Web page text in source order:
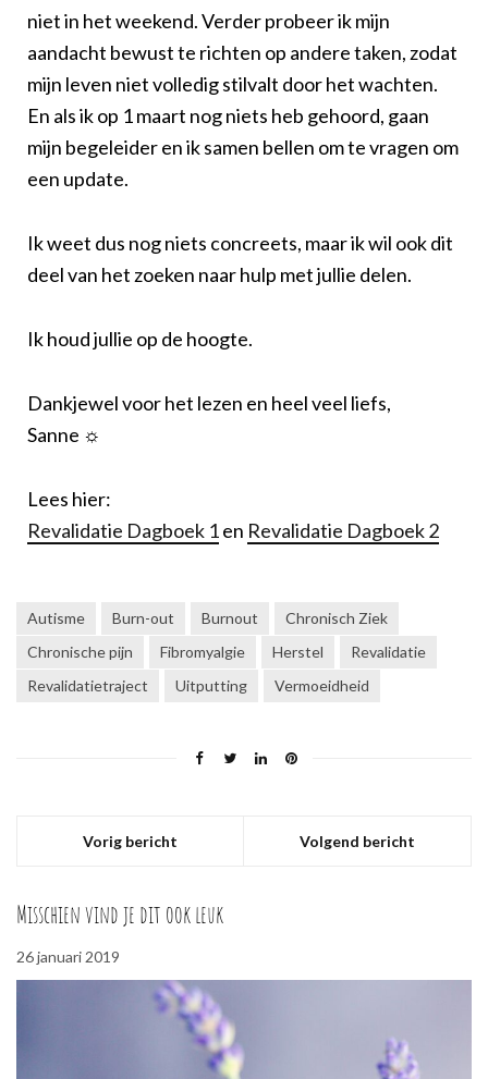
niet in het weekend. Verder probeer ik mijn
aandacht bewust te richten op andere taken, zodat
mijn leven niet volledig stilvalt door het wachten.
En als ik op 1 maart nog niets heb gehoord, gaan
mijn begeleider en ik samen bellen om te vragen om
een update.
Ik weet dus nog niets concreets, maar ik wil ook dit
deel van het zoeken naar hulp met jullie delen.
Ik houd jullie op de hoogte.
Dankjewel voor het lezen en heel veel liefs,
Sanne ☼
Lees hier:
Revalidatie Dagboek 1en Revalidatie Dagboek 2
Autisme Burn-out Burnout
Chronisch Ziek
Chronische pijn
Fibromyalgie Herstel
Revalidatie
Revalidatietraject
Uitputting Vermoeidheid
Vorig bericht Volgend bericht
Misschien vind je dit ook leuk
26 januari 2019